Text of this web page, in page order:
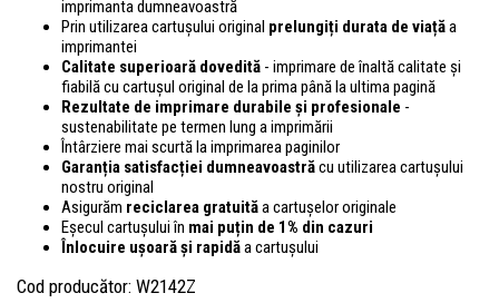
imprimanta dumneavoastră
Prin utilizarea cartușului original prelungiți durata de viațăa
imprimantei
Calitate superioară dovedită - imprimare de înaltă calitate și
fiabilă cu cartușul original de la prima până la ultima pagină
Rezultate de imprimare durabile și profesionale -
sustenabilitate pe termen lung a imprimării
Întârziere mai scurtă la imprimarea paginilor
Garanția satisfacției dumneavoastrăcu utilizarea cartușului
nostru original
Asigurăm reciclarea gratuităa cartușelor originale
Eșecul cartușului în mai puțin de 1% din cazuri
Înlocuire ușoară și rapidăa cartușului
Cod producător: W2142Z